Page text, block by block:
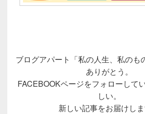
ブログアパート「私の人生、私のも
ありがとう。
FACEBOOKページをフォローして
しい。
新しい記事をお届けしま